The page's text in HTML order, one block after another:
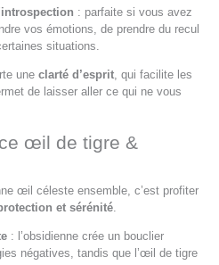
introspection : parfaite si vous avez
vos émotions, de prendre du recul
situations.
uneclarté d’esprit , qui facilite les
de laisser aller ce qui ne vous
œil de tigre &
œil céleste ensemble, c’est profiter
et sérénité.
: l’obsidienne crée un bouclier
négatives, tandis que l’œil de tigre